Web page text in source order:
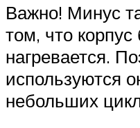
Важно! Минус
том, что
нагревается.
используются
небольших